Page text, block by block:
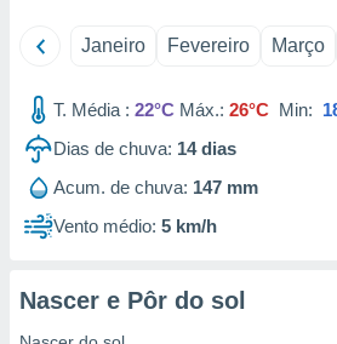
criar
medir
medir o
dos
Janeiro Fevereiro Março
T. Média : 22°C Máx.: 26°C Min:
Dias de chuva: 14dias
Acum. de chuva: 147 mm
Vento médio: 5 km/h
Nascer e Pôr do sol